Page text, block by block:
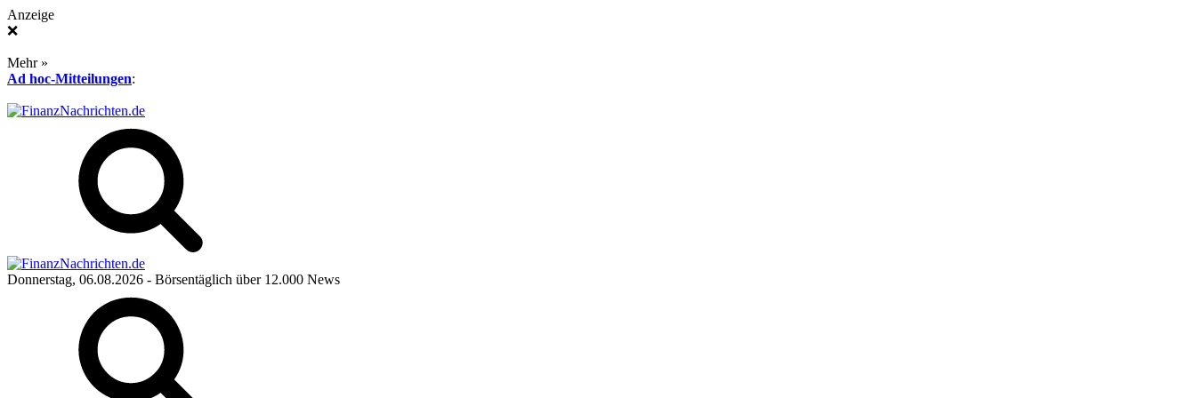
Anzeige
❌
Mehr »
Ad hoc-Mitteilungen:
Donnerstag, 06.08.2026 - Börsentäglich über 12.000 News